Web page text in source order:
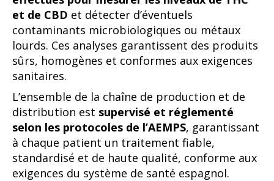
et de CBD et détecter d’éventuels
contaminants microbiologiques ou métaux
lourds. Ces analyses garantissent des produits
sûrs, homogènes et conformes aux exigences
sanitaires.
L’ensemble de la chaîne de production et de
distribution est supervisé et réglementé
selon les protocoles de l’AEMPS, garantissant
à chaque patient un traitement fiable,
standardisé et de haute qualité, conforme aux
exigences du système de santé espagnol.